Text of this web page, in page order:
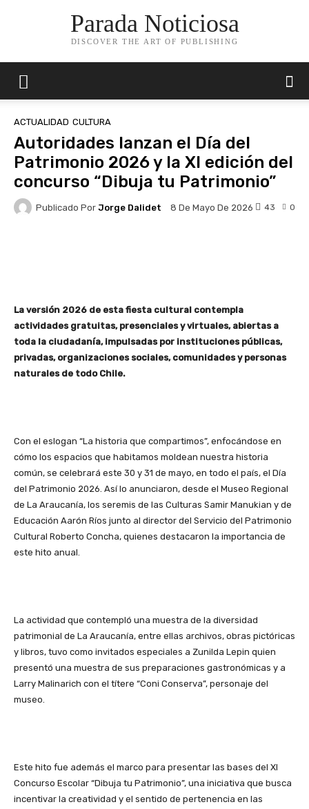
Parada Noticiosa
DISCOVER THE ART OF PUBLISHING
ACTUALIDAD CULTURA
Autoridades lanzan el Día del
Patrimonio 2026 y la XI edición del
concurso “Dibuja tu Patrimonio”
Publicado Por Jorge Dalidet 8 De Mayo De 2026 0
43
La versión 2026 de esta fiesta cultural contempla
actividades gratuitas, presenciales y virtuales, abiertas a
toda la ciudadanía, impulsadas por instituciones públicas,
privadas, organizaciones sociales, comunidades y personas
naturales de todo Chile.
Con el eslogan “La historia que compartimos”, enfocándose en
cómo los espacios que habitamos moldean nuestra historia
común, se celebrará este 30 y 31 de mayo, en todo el país, el Día
del Patrimonio 2026. Así lo anunciaron, desde el Museo Regional
de La Araucanía, los seremis de las Culturas Samir Manukian y de
Educación Aarón Ríos junto al director del Servicio del Patrimonio
Cultural Roberto Concha, quienes destacaron la importancia de
este hito anual.
La actividad que contempló una muestra de la diversidad
patrimonial de La Araucanía, entre ellas archivos, obras pictóricas
y libros, tuvo como invitados especiales a Zunilda Lepin quien
presentó una muestra de sus preparaciones gastronómicas y a
Larry Malinarich con el títere “Coni Conserva”, personaje del
museo.
Este hito fue además el marco para presentar las bases del XI
Concurso Escolar “Dibuja tu Patrimonio”, una iniciativa que busca
incentivar la creatividad y el sentido de pertenencia en las